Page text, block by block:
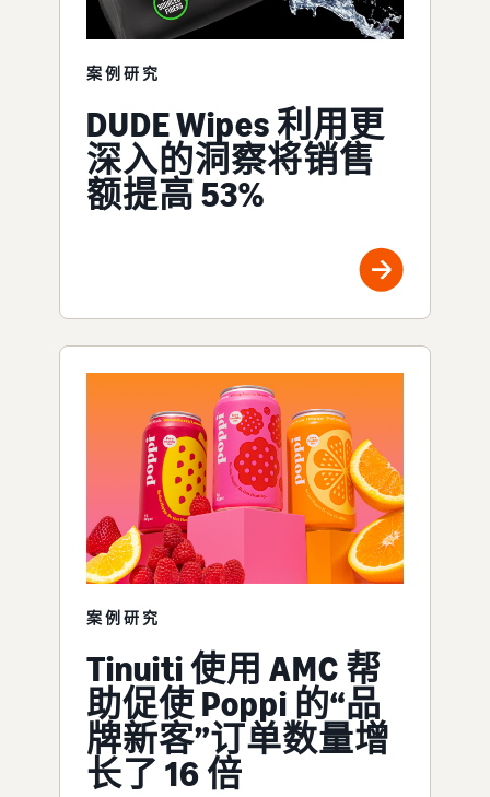
案例研究
DUDE Wipes 利用更
深入的洞察将销售
额提高 53%
案例研究
Tinuiti 使用 AMC 帮
助促使 Poppi 的“品
牌新客”订单数量增
长了 16 倍